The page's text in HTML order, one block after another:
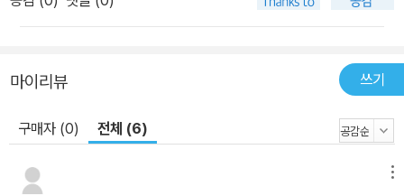
마이리뷰 쓰기
구매자 (0) 전체 (6)